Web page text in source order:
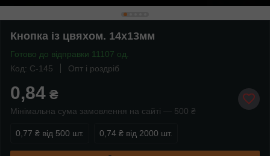
Кнопка із цвяхом. 14х13мм
Готово до відправки 11107 од.
Код: C-145
Опт і роздріб
0,84 ₴
Мінімальна сума замовлення на сайті — 500 ₴
0,77 ₴ від 500 шт. 0,74 ₴ від 2000 шт.